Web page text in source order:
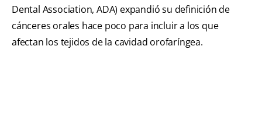
Dental Association, ADA) expandió su definición de
cánceres orales hace poco para incluir a los que
afectan los tejidos de la cavidad orofaríngea.